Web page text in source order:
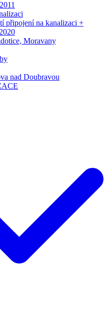
připojení na kanalizaci +
Moravany
nad Doubravou